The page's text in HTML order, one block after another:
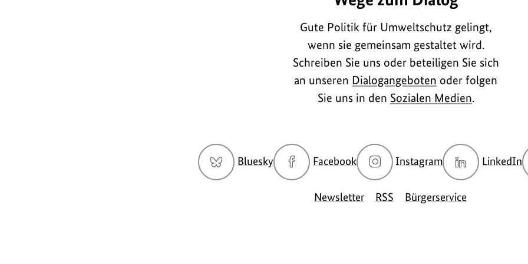
Gute Politik für Umweltschutz gelingt,
wenn sie gemeinsam gestaltet wird.
Schreiben Sie uns oder beteiligen Sie sich
an unseren Dialogangeboten oder folgen
Sie uns in den Sozialen Medien.
Bluesky
zur
Bluesky-
Seite
Facebook
zur
Facebook-
Seite
des
Instagram
zur
Instagram-
Seite
des
LinkedIn
Newsletter RSS Bürgerservice